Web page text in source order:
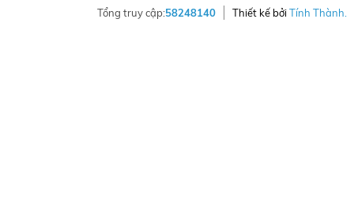
Thiết kế bởiTính Thành.
Tổng truy cập:58248140